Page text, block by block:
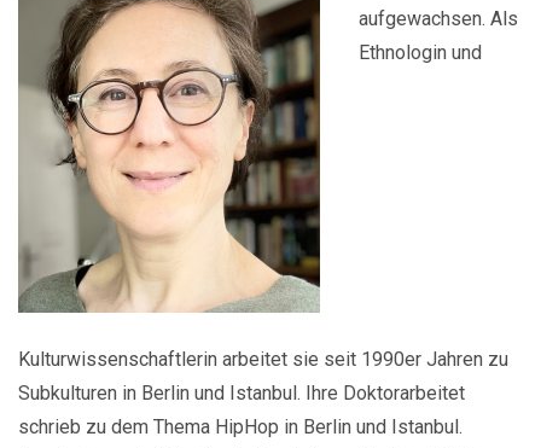
aufgewachsen. Als
Ethnologin und
Kulturwissenschaftlerin arbeitet sie seit 1990er Jahren zu
Subkulturen in Berlin und Istanbul. Ihre Doktorarbeitet
schrieb zu dem Thema HipHop in Berlin und Istanbul.